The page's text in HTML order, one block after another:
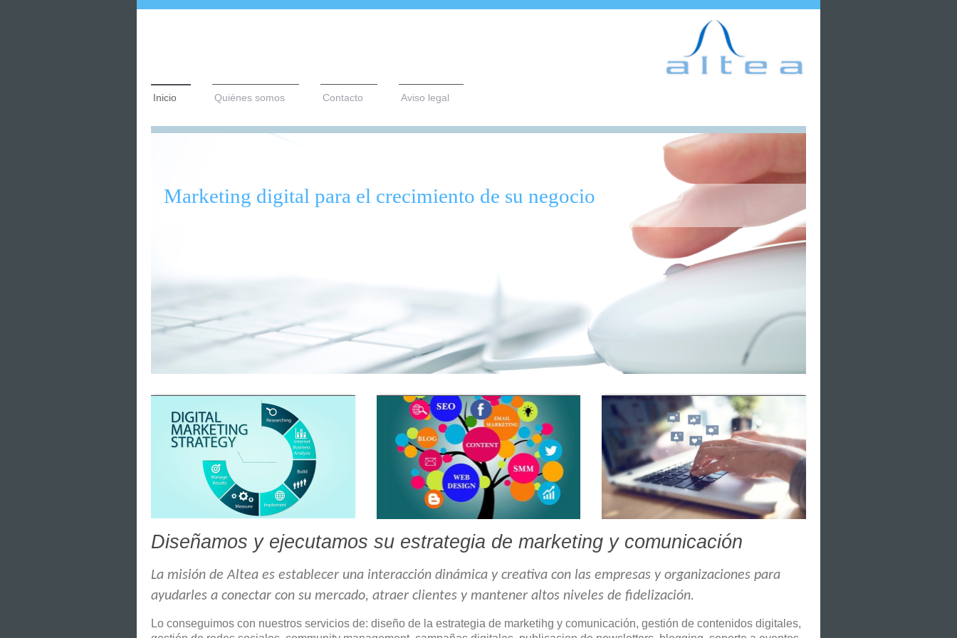
Inicio Quiénes somos Contacto Aviso legal
Marketing digital para el crecimiento de su negocio
Diseñamos y ejecutamos su estrategia de marketing y comunicación
La misión de Altea es establecer una interacción dinámica y creativa con las empresas y organizaciones para
ayudarles a conectar con su mercado, atraer clientes y mantener altos niveles de fidelización.
Lo conseguimos con nuestros servicios de: diseño de la estrategia de marketihg y comunicación, gestión de contenidos digitales,